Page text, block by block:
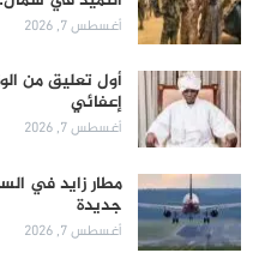
أغسطس 7, 2026
أول تعليق من
إعفائي
أغسطس 7, 2026
مطار زايد في
جديدة
أغسطس 7, 2026